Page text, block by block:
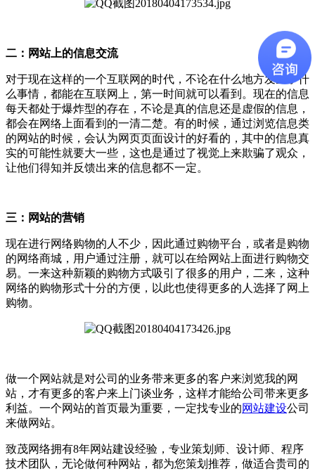
二：网站上的信息交流
对于现在这样的一个互联网的时代，不论在什么地方发生了什
么事情，都能在互联网上，第一时间就可以看到。现在的信息
每天都处于爆炸型的存在，不论是真的信息还是虚假的信息，
都会在网络上面看到的一清二楚。有的时候，通过浏览信息类
的网站的时候，会认为网页页面设计的好看的，其中的信息真
实的可能性就要大一些，这也是通过了视觉上来欺骗了观众，
让他们得知并反馈出来的信息都不一定。
三：网站的营销
现在进行网络购物的人不少，因此通过购物平台，或者是购物
的网络商城，用户通过注册，就可以在给网站上面进行购物交
易。一来这种新颖的购物方式吸引了很多的用户，二来，这种
网络的购物形式十分的方便，以此也使得更多的人选择了网上
购物。
做一个网站就是对公司的业务带来更多的客户来浏览我的网
站，才有更多的客户来上门谈业务，这样才能给公司带来更多
利益。一个网站的首页最为重要，一定找专业的网站建设公司
来做网站。
致茂网络拥有8年网站建设经验，专业策划师、设计师、程序
技术团队，无论做何种网站，都为您策划推荐，做适合贵司的